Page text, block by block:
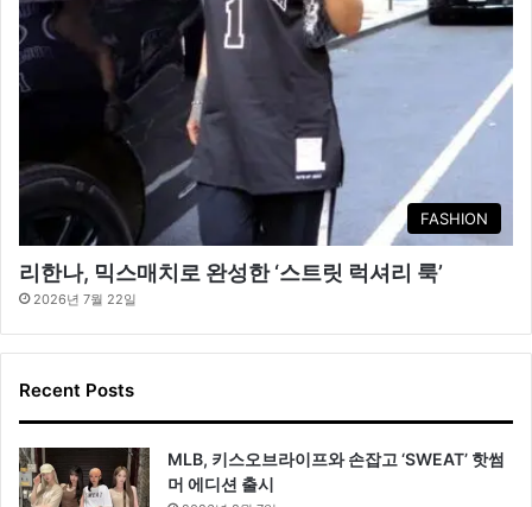
FASHION
리한나, 믹스매치로 완성한 ‘스트릿 럭셔리 룩’
2026년 7월 22일
Recent Posts
MLB, 키스오브라이프와 손잡고 ‘SWEAT’ 핫썸
머 에디션 출시